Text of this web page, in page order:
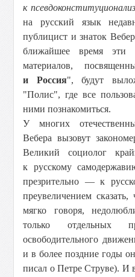
к
на русский язык
публицист и знаток
ближайшее время эти
материалов,
и Россия", будут
"Полис", где все
ними познакомиться.
У многих
Вебера вызовут
Великий социолог
к русскому
презрительно — к
преувеличением
мягко говоря,
только отдельных
освободительного
и в более поздние годы
писал о Петре Струве). И